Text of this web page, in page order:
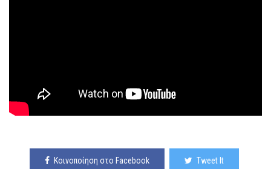
Κοινοποίηση στο Facebook Tweet It